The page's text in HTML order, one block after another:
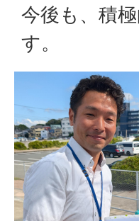
今後も、積
す。